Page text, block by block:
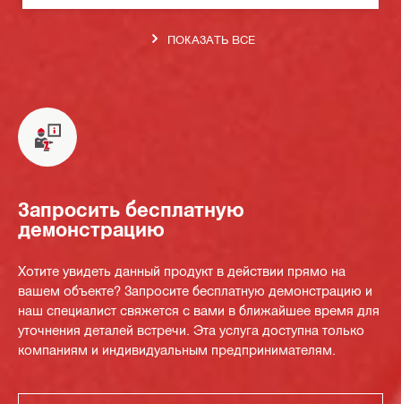
мм² / AWG 4,0
ПОКАЗАТЬ ВСЕ
Запросить бесплатную
демонстрацию
Хотите увидеть данный продукт в действии прямо на
вашем объекте? Запросите бесплатную демонстрацию и
наш специалист свяжется с вами в ближайшее время для
уточнения деталей встречи. Эта услуга доступна только
компаниям и индивидуальным предпринимателям.